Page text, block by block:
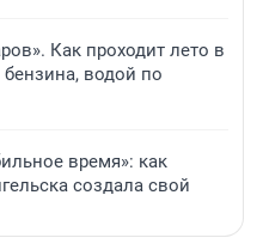
Как проходит лето в
водой по
время»: как
создала свой